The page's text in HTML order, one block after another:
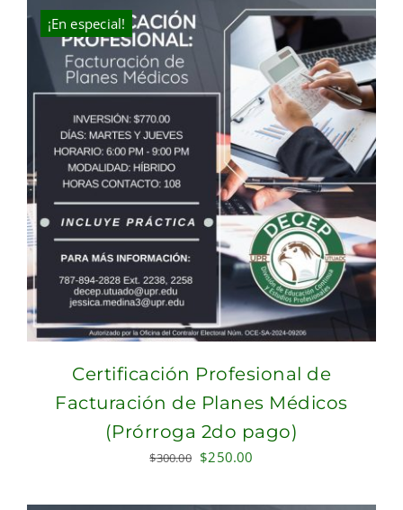
$600.00.$200.00.
¡En especial!
Certificación Profesional de
Facturación de Planes Médicos
(Prórroga 2do pago)
$300.00 Original
was:
$250.00
is: